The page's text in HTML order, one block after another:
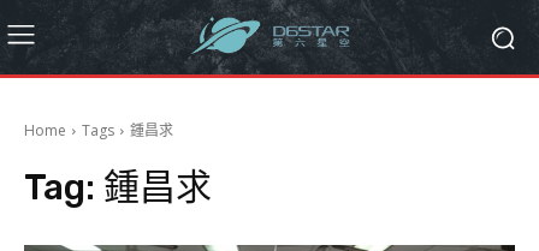
Home Tags 鍾昌求
Tag: 鍾昌求